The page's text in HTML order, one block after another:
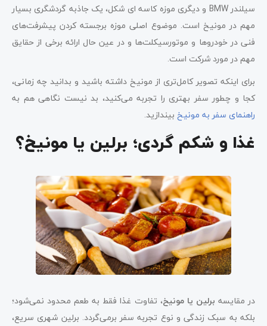
سیلندر BMW و دیگری موزه کاسه ای شکل، یک جاذبه گردشگری بسیار
مهم در مونیخ است. موضوع اصلی موزه برجسته کردن پیشرفت‌های
فنی در خودروها و موتورسیکلت‌ها و در عین حال ارائه برخی از حقایق
مهم در مورد شرکت است.
برای اینکه تصویر کامل‌تری از مونیخ داشته باشید و بدانید چه زمانی،
کجا و چطور سفر بهتری را تجربه می‌کنید، بد نیست نگاهی هم به
راهنمای سفر به مونیخ بیندازید.
غذا و شکم گردی؛ برلین یا مونیخ؟
در مقایسه برلین یا مونیخ، تفاوت غذا فقط به طعم محدود نمی‌شود؛
بلکه به سبک زندگی و نوع تجربه سفر برمی‌گردد. برلین شهری سریع،